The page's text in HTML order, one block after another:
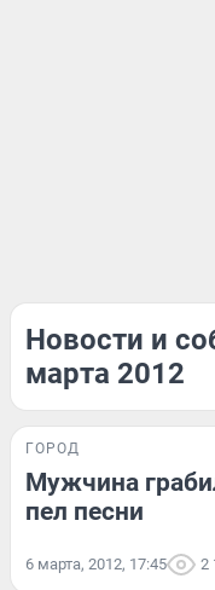
Новости и
марта 2012
ГОРОД
Мужчина
пел песни
6 марта, 2012, 17:45 2